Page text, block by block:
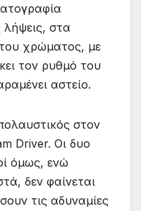
λήψεις, στα
χρώματος, με
τον ρυθμό του
αστείο.
στον
Driver. Οι δυο
όμως, ενώ
δεν φαίνεται
τις αδυναμίες